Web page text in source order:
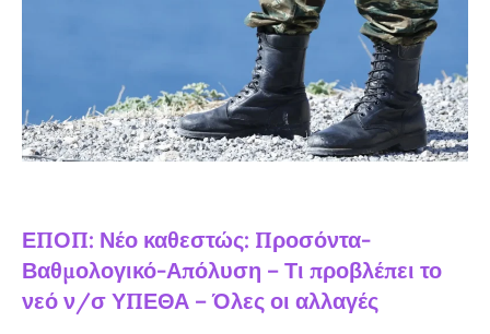
ΕΠΟΠ: Νέο καθεστώς: Προσόντα-
Βαθμολογικό-Απόλυση – Τι προβλέπει το
νεό ν/σ ΥΠΕΘΑ – Όλες οι αλλαγές